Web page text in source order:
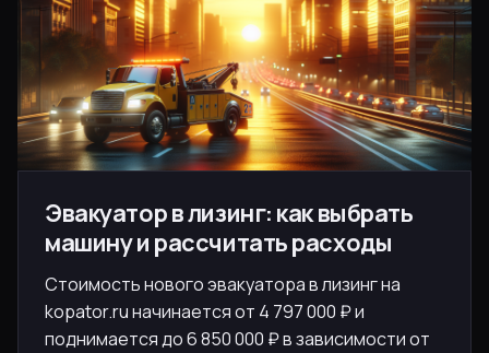
Эвакуатор в лизинг: как выбрать
машину и рассчитать расходы
Стоимость нового эвакуатора в лизинг на
kopator.ru начинается от 4 797 000 ₽ и
поднимается до 6 850 000 ₽ в зависимости от